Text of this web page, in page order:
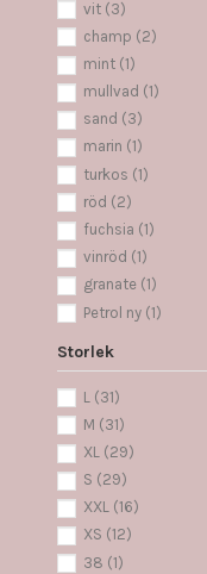
vit (3)
champ (2)
mint (1)
mullvad (1)
sand (3)
marin (1)
turkos (1)
röd (2)
fuchsia (1)
vinröd (1)
granate (1)
Petrol ny (1)
lila mörk(1)
Coral
rosa porslin
rosa(1)
offwhite
black(9)
white(4)
navy(2)
Storlek
L (31)
M (31)
XL (29)
S (29)
XXL (16)
XS (12)
38 (1)